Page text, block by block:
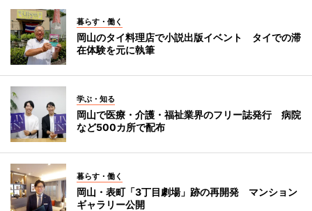
暮らす・働く
岡山のタイ料理店で小説出版イベント タイでの滞
在体験を元に執筆
学ぶ・知る
岡山で医療・介護・福祉業界のフリー誌発行 病院
など500カ所で配布
暮らす・働く
岡山・表町「3丁目劇場」跡の再開発 マンション
ギャラリー公開